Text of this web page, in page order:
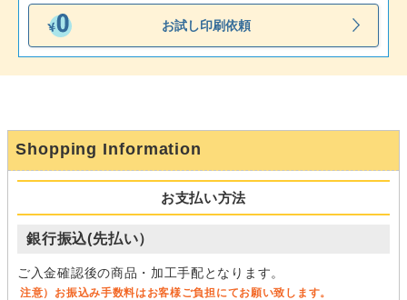
お試し印刷依頼
Shopping Information
お支払い方法
銀行振込(先払い）
ご入金確認後の商品・加工手配となります。
注意）お振込み手数料はお客様ご負担にてお願い致します。